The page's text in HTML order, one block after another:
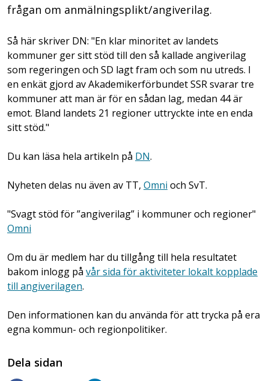
frågan om anmälningsplikt/angiverilag.
Så här skriver DN: "En klar minoritet av landets
kommuner ger sitt stöd till den så kallade angiverilag
som regeringen och SD lagt fram och som nu utreds. I
en enkät gjord av Akademikerförbundet SSR svarar tre
kommuner att man är för en sådan lag, medan 44 är
emot. Bland landets 21 regioner uttryckte inte en enda
sitt stöd."
Du kan läsa hela artikeln på DN.
Nyheten delas nu även av TT, Omni och SvT.
"Svagt stöd för ”angiverilag” i kommuner och regioner"
Omni
Om du är medlem har du tillgång till hela resultatet
bakom inlogg på vår sida för aktiviteter lokalt kopplade
till angiverilagen.
Den informationen kan du använda för att trycka på era
egna kommun- och regionpolitiker.
Dela sidan